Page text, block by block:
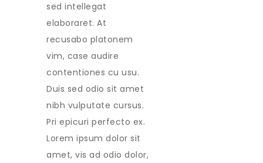
sed intellegat
elaboraret. At
recusabo platonem
vim, case audire
contentiones cu usu.
Duis sed odio sit amet
nibh vulputate cursus.
Pri epicuri perfecto ex.
Lorem ipsum dolor sit
amet, vis ad odio dolor,